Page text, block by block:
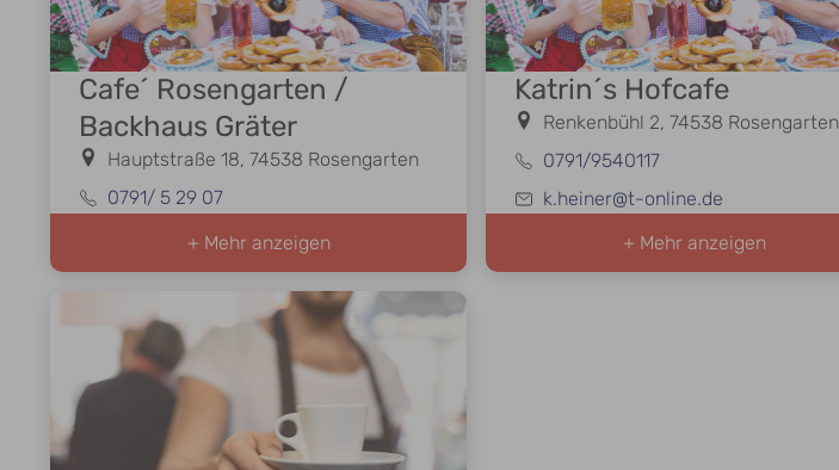
Cafe´ Rosengarten /
Backhaus Gräter
Hauptstraße 18, 74538 Rosengarten
0791/ 5 29 07
+ Mehr anzeigen
Katrin´s Hofcafe
Renkenbühl 2, 74538 Rosengarten
0791/9540117
k.heiner@t-online.de
+ Mehr anzeigen